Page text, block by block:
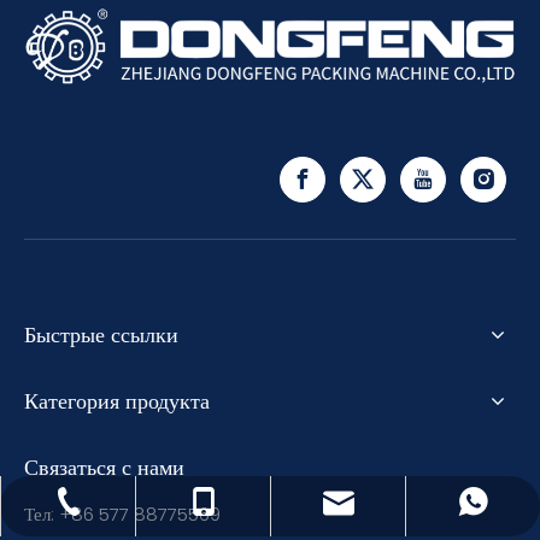
Быстрые ссылки
+86-577-88775569
+86- 13656777995
dfpack@packingmachine.com
+86 13656777971
Категория продукта
Связаться с нами
Тел: +86 577 88775569